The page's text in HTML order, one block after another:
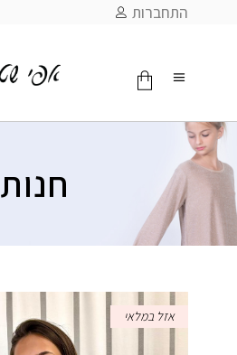
התחברות
חנות
אזל במלאי